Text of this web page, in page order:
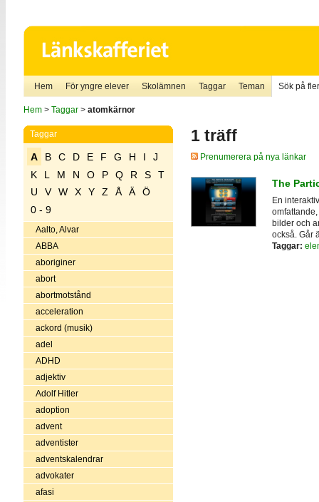
Hem För yngre elever Skolämnen Taggar Teman Sök på
Hem> Taggar> atomkärnor
Taggar
A B C D E F G H I
J
K
L M N O P Q R S
T
U
V W X Y Z Å Ä
Ö
0 - 9
Aalto, Alvar
ABBA
aboriginer
abort
abortmotstånd
acceleration
ackord (musik)
adel
ADHD
adjektiv
Adolf Hitler
adoption
advent
adventister
adventskalendrar
advokater
afasi
1 träff
Prenumerera på nya länkar
The
En
bilder och
också. Går
Taggar: